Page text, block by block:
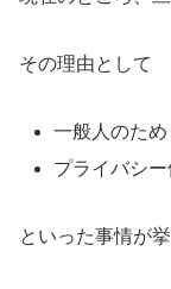
その理由として
一般人のため
プライバシ
といった事情が